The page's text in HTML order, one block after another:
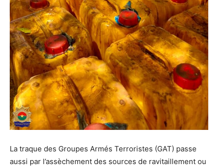
La traque des Groupes Armés Terroristes (GAT) passe
aussi par l’assèchement des sources de ravitaillement ou